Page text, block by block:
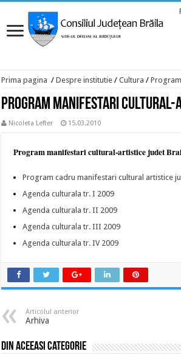
Prima pagina / Despre institutie / Cultura /
Program manifestari cultural-
Nicoleta Lefter 15.03.2010
Program manifestari cultural-artistice judet
Program cadru manifestari cultural artistice
Agenda culturala tr. I 2009
Agenda culturala tr. II 2009
Agenda culturala tr. III 2009
Agenda culturala tr. IV 2009
Articolul anterior
Arhiva
Din aceeasi categorie